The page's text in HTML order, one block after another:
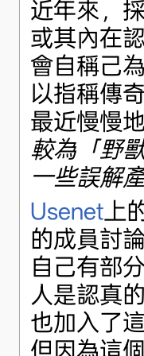
近年來，
或其內在
會自稱己為
以指稱傳
最近慢慢
較為「野
一些誤解產
Usenet上
的成員討
自己有部
人是認真
也加入了
但因為這